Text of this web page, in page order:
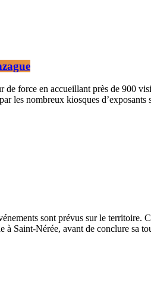
force en accueillant près de 900
les nombreux kiosques
sont prévus sur le territoire.
Saint-Nérée, avant de conclure sa